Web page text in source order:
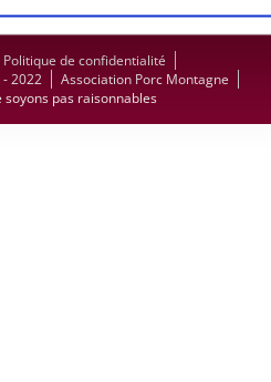
Politique de confidentialité
2022
Association Porc Montagne
soyons pas raisonnables